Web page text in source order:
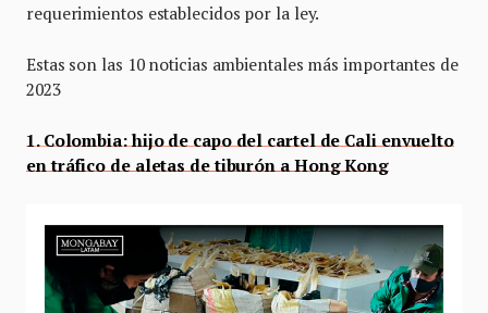
requerimientos establecidos por la ley.
Estas son las 10 noticias ambientales más importantes de
2023
1. Colombia: hijo de capo del cartel de Cali envuelto
en tráfico de aletas de tiburón a Hong Kong